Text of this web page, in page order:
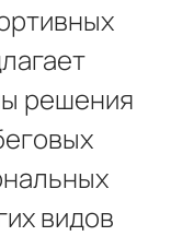
решения
видов